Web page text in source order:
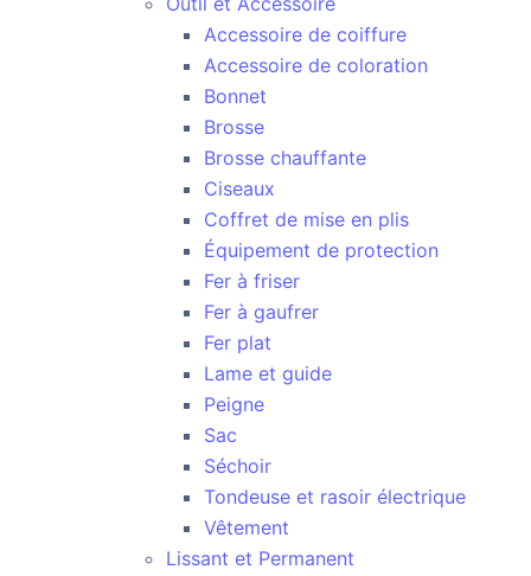
Accessoire de coiffure
Accessoire de coloration
Bonnet
Brosse
Brosse chauffante
Ciseaux
Coffret de mise en plis
Équipement de protection
Fer à friser
Fer à gaufrer
Fer plat
Lame et guide
Peigne
Sac
Séchoir
Tondeuse et rasoir électrique
Vêtement
Lissant et Permanent